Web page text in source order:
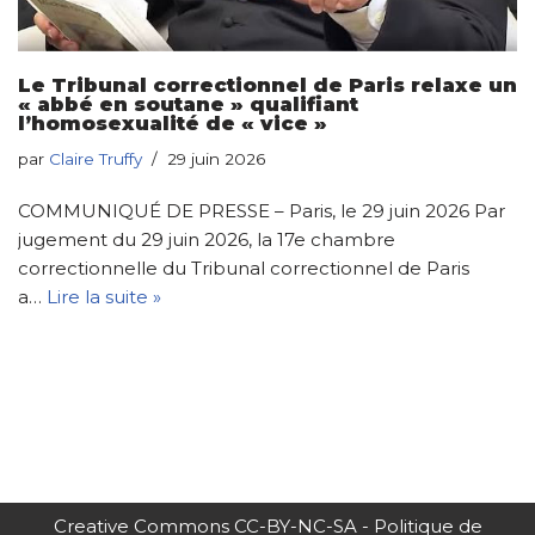
Le Tribunal correctionnel de Paris relaxe un
« abbé en soutane » qualifiant
l’homosexualité de « vice »
par Claire Truffy 29 juin 2026
COMMUNIQUÉ DE PRESSE – Paris, le 29 juin 2026 Par
jugement du 29 juin 2026, la 17e chambre
correctionnelle du Tribunal correctionnel de Paris
a… Lire la suite »
Creative Commons CC-BY-NC-SA - Politique de